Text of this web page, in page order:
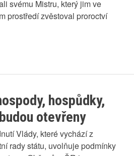
svému Mistru, který jim ve
prostředí zvěstoval proroctví
hospůdky,
otevřeny
Vlády, které vychází z
rady státu, uvolňuje podmínky